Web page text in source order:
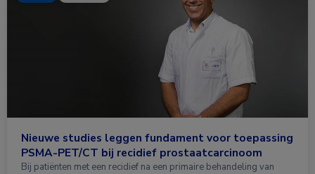
Nieuwe studies leggen fundament voor toepassing
PSMA-PET/CT bij recidief prostaatcarcinoom
Bij patiënten met een recidief na een primaire behandeling van